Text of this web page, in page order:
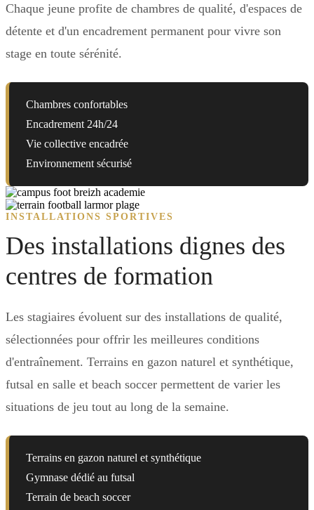
Chaque jeune profite de chambres de qualité, d'espaces de
détente et d'un encadrement permanent pour vivre son
stage en toute sérénité.
Chambres confortables
Encadrement 24h/24
Vie collective encadrée
Environnement sécurisé
INSTALLATIONS SPORTIVES
Des installations dignes des
centres de formation
Les stagiaires évoluent sur des installations de qualité,
sélectionnées pour offrir les meilleures conditions
d'entraînement. Terrains en gazon naturel et synthétique,
futsal en salle et beach soccer permettent de varier les
situations de jeu tout au long de la semaine.
Terrains en gazon naturel et synthétique
Gymnase dédié au futsal
Terrain de beach soccer